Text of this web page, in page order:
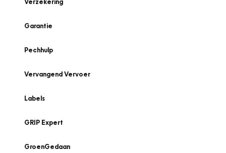
Garantie
Pechhulp
Vervangend Vervoer
Labels
GRIP Expert
GroenGedaan